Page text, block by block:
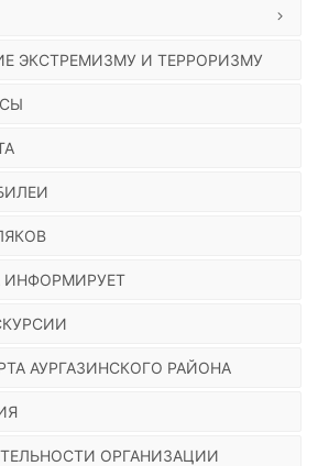
ЭКСТРЕМИЗМУ И ТЕРРОРИЗМУ
ИНФОРМИРУЕТ
АУРГАЗИНСКОГО РАЙОНА
ОРГАНИЗАЦИИ